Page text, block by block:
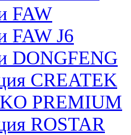
FAW
FAW J6
DONGFENG
CREATEK
PREMIUM
ROSTAR